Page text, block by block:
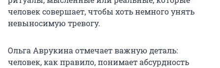
человек совершает, чтобы хоть немного унять
невыносимую тревогу.
Ольга Аврукинаотмечает важную деталь:
человек, как правило, понимает абсурдность